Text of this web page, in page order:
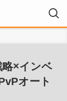
略×インベ
オート